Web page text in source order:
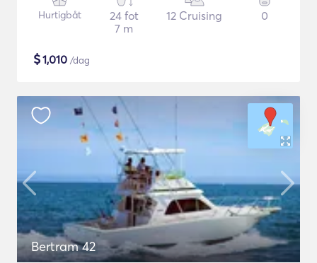
Hurtigbåt
24 fot
7 m
12 Cruising 0
$1,010 /dag
Bertram 42